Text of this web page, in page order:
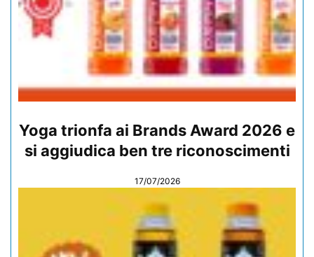
Yoga trionfa ai Brands Award 2026 e
si aggiudica ben tre riconoscimenti
17/07/2026